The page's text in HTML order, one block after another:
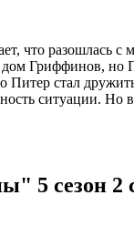
что разошлась
Гриффинов,
стал
ситуации.
5 сезон 2